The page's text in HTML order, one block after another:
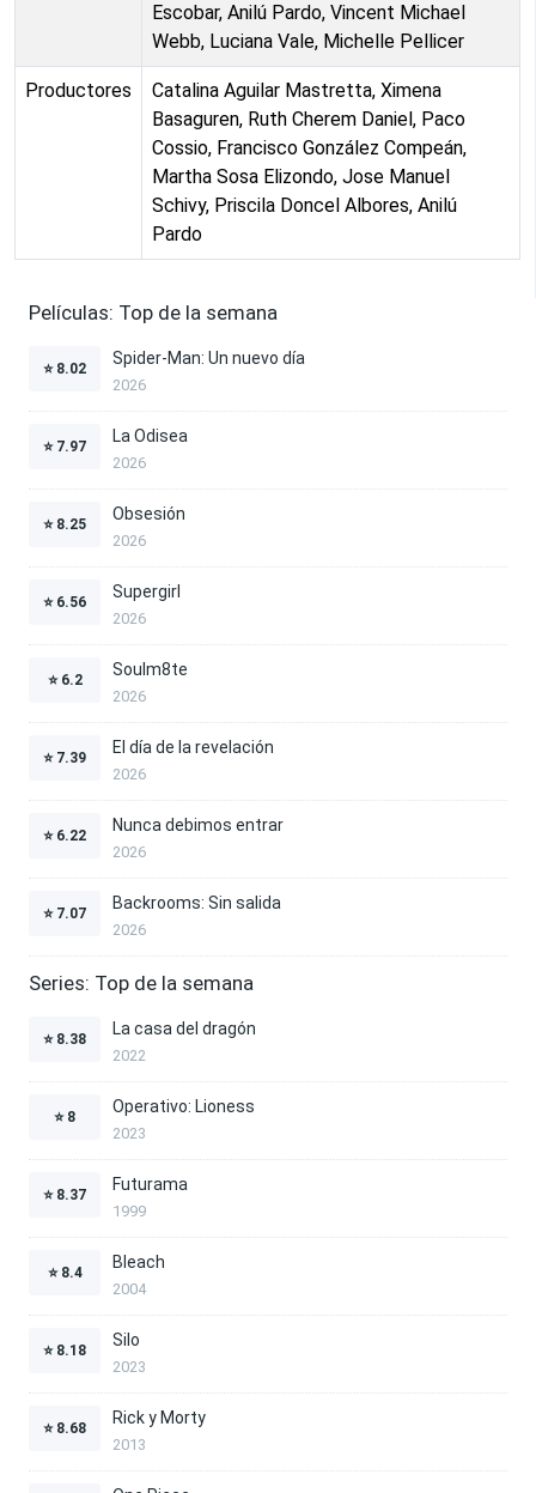
Escobar, Anilú Pardo, Vincent Michael
Webb, Luciana Vale, Michelle Pellicer
Productores
Catalina Aguilar Mastretta, Ximena
Basaguren, Ruth Cherem Daniel, Paco
Cossio, Francisco González Compeán,
Martha Sosa Elizondo, Jose Manuel
Schivy, Priscila Doncel Albores, Anilú
Pardo
Películas: Top de la semana
⭐ 8.02
Spider-Man: Un nuevo día
2026
⭐ 7.97
La Odisea
2026
⭐ 8.25
Obsesión
2026
⭐ 6.56
Supergirl
2026
⭐ 6.2
Soulm8te
2026
⭐ 7.39
El día de la revelación
2026
⭐ 6.22
Nunca debimos entrar
2026
⭐ 7.07
Backrooms: Sin salida
2026
Series: Top de la semana
⭐ 8.38
La casa del dragón
2022
⭐ 8
Operativo: Lioness
2023
⭐ 8.37
Futurama
1999
⭐ 8.4
Bleach
2004
⭐ 8.18
Silo
2023
⭐ 8.68
Rick y Morty
2013